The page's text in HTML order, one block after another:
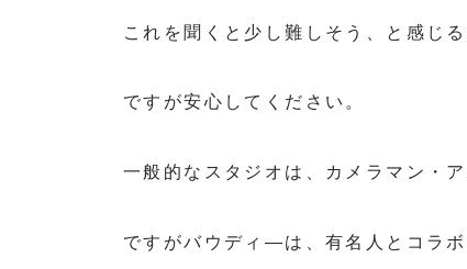
これを聞くと少し難しそう、と感じ
ですが安心してください。
一般的なスタジオは、カメラマン・
ですがバウディ―は、有名人とコラ